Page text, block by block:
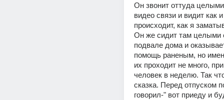
Он звонит оттуда
видео связи и видит как
происходит, как я
Он же сидит там целыми
подвале дома и
помощь раненым, но
их проходит не много,
человек в неделю. Так
сказка. Перед отпуском
говорил-" вот приеду и